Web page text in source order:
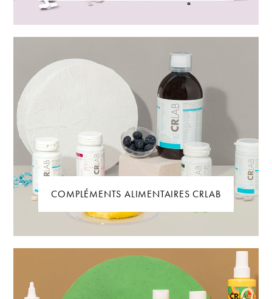
COMPLÉMENTS ALIMENTAIRES CRLAB